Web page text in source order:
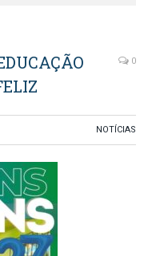
0
NOTÍCIAS